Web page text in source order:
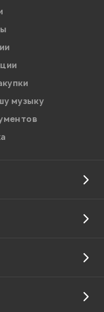
персональных данных в
обработки
музыку